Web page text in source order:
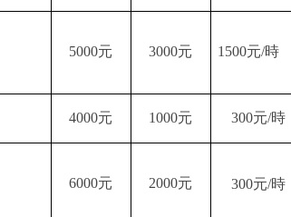
5000元 3000元 1500元/時
4000元 1000元 300元/時
6000元 2000元 300元/時